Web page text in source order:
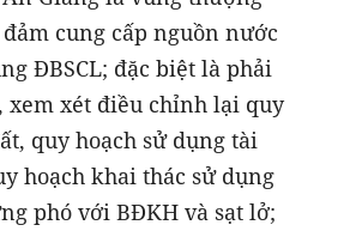
cung cấp nguồn nước
ĐBSCL; đặc biệt là phải
xem xét điều chỉnh lại quy
quy hoạch sử dụng tài
hoạch khai thác sử dụng
phó với BĐKH và sạt lở;